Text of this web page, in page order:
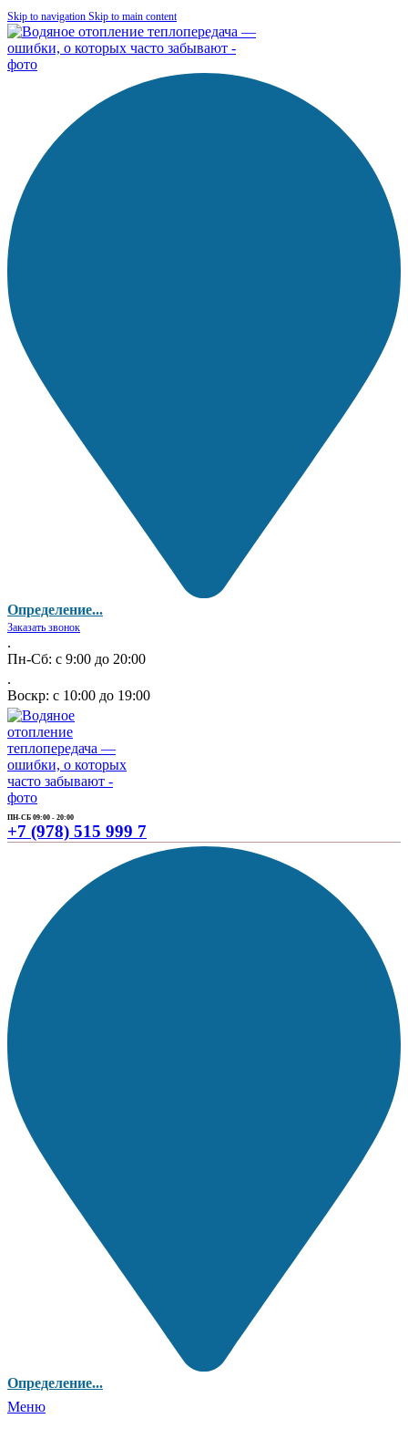
Skip to navigation Skip to main content
Определение...
Заказать звонок
.
Пн-Сб: с 9:00 до 20:00
.
Воскр: с 10:00 до 19:00
ПН-СБ 09:00 - 20:00
+7 (978) 515 999 7
Определение...
Меню